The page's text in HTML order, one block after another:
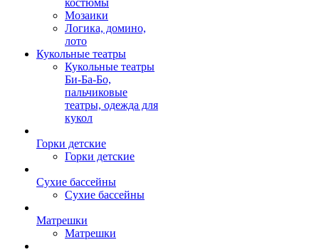
костюмы
Мозаики
Логика, домино,
лото
Кукольные театры
Кукольные театры
Би-Ба-Бо,
пальчиковые
театры, одежда для
кукол
Горки детские
Горки детские
Сухие бассейны
Сухие бассейны
Матрешки
Матрешки